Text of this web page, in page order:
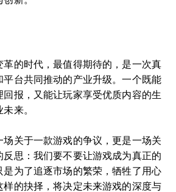
革的时代，最值得期待的，是一次真
平台共同推动的产业升级。一个既能
回报，又能让玩家享受优质内容的生
来。
场关于一款游戏的争议，更是一场关
反思：我们要不要让游戏成为真正的
是为了追逐市场的繁荣，牺牲了用心
的抉择，将决定未来游戏的深度与